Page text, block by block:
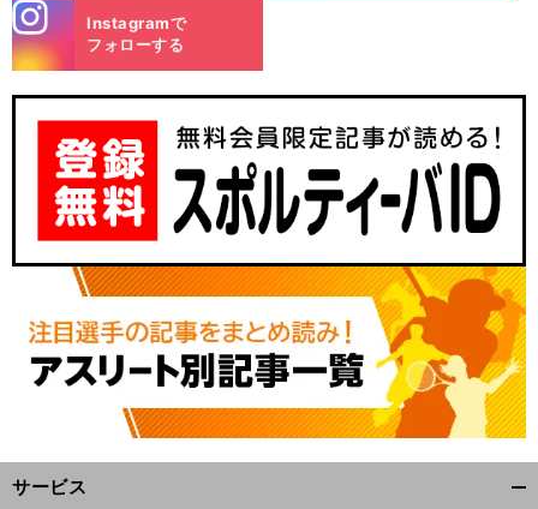
m
Instagramで
フォローする
サービス